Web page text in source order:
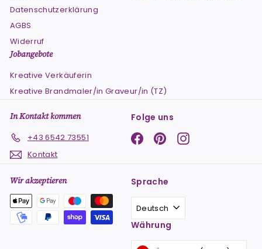
Datenschutzerklärung
AGBS
Widerruf
Jobangebote
Kreative Verkäuferin
Kreative Brandmaler/in Graveur/in (TZ)
In Kontakt kommen
+43 6542 73551
Kontakt
Folge uns
Facebook
PinterestInstagram
Wir akzeptieren Sprache
Deutsch
Währung